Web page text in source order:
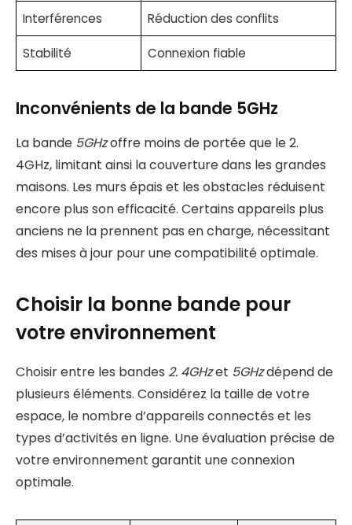
Interférences Réduction des conflits
Stabilité Connexion fiable
Inconvénients de la bande 5GHz
La bande 5GHzoffre moins de portée que le 2.
4GHz, limitant ainsi la couverture dans les grandes
maisons. Les murs épais et les obstacles réduisent
encore plus son efficacité. Certains appareils plus
anciens ne la prennent pas en charge, nécessitant
des mises à jour pour une compatibilité optimale.
Choisir la bonne bande pour
votre environnement
Choisir entre les bandes 2. 4GHzet 5GHzdépend de
plusieurs éléments. Considérez la taille de votre
espace, le nombre d’appareils connectés et les
types d’activités en ligne. Une évaluation précise de
votre environnement garantit une connexion
optimale.